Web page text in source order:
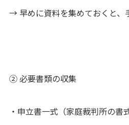
→ 早めに資料を集めておくと、
② 必要書類の収集
・申立書一式（家庭裁判所の書式